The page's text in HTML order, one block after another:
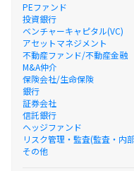
PEファンド
投資銀行
ベンチャーキャピタル(VC)
アセットマネジメント
不動産ファンド/不動産金融
M&A仲介
保険会社/生命保険
銀行
証券会社
信託銀行
ヘッジファンド
リスク管理・監査(監査・内
その他